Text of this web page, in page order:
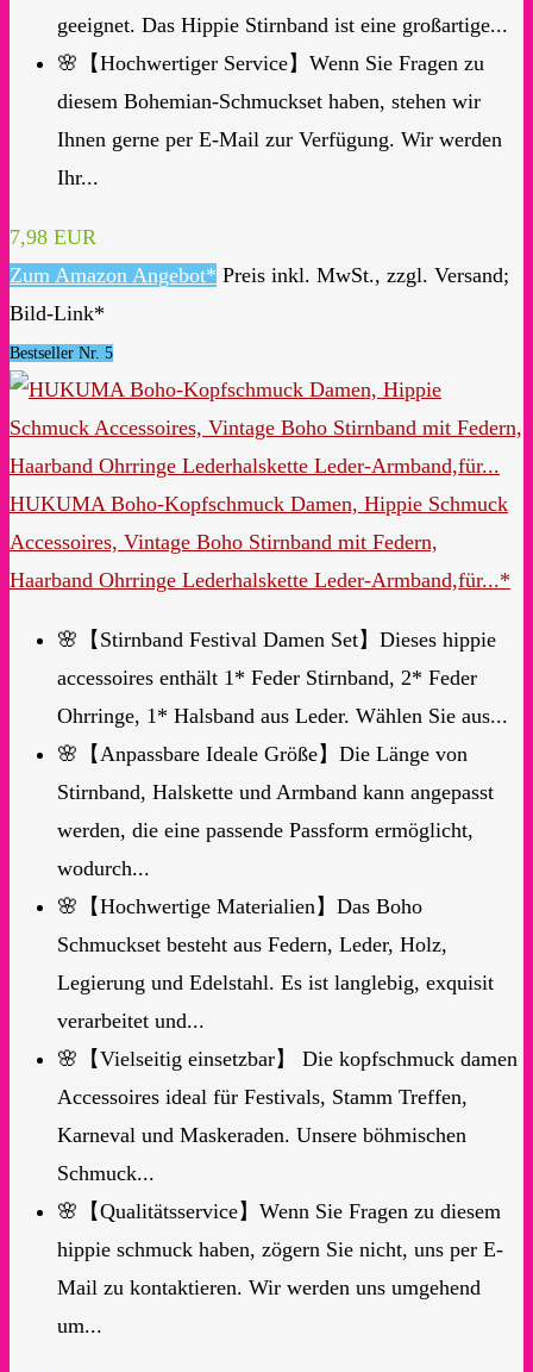
geeignet. Das Hippie Stirnband ist eine großartige...
🌸【Hochwertiger Service】Wenn Sie Fragen zu
diesem Bohemian-Schmuckset haben, stehen wir
Ihnen gerne per E-Mail zur Verfügung. Wir werden
Ihr...
7,98 EUR
Zum Amazon Angebot* Preis inkl. MwSt., zzgl. Versand;
Bild-Link*
Bestseller Nr. 5
HUKUMA Boho-Kopfschmuck Damen, Hippie Schmuck
Accessoires, Vintage Boho Stirnband mit Federn,
Haarband Ohrringe Lederhalskette Leder-Armband,für...*
🌸【Stirnband Festival Damen Set】Dieses hippie
accessoires enthält 1* Feder Stirnband, 2* Feder
Ohrringe, 1* Halsband aus Leder. Wählen Sie aus...
🌸【Anpassbare Ideale Größe】Die Länge von
Stirnband, Halskette und Armband kann angepasst
werden, die eine passende Passform ermöglicht,
wodurch...
🌸【Hochwertige Materialien】Das Boho
Schmuckset besteht aus Federn, Leder, Holz,
Legierung und Edelstahl. Es ist langlebig, exquisit
verarbeitet und...
🌸【Vielseitig einsetzbar】 Die kopfschmuck damen
Accessoires ideal für Festivals, Stamm Treffen,
Karneval und Maskeraden. Unsere böhmischen
Schmuck...
🌸【Qualitätsservice】Wenn Sie Fragen zu diesem
hippie schmuck haben, zögern Sie nicht, uns per E-
Mail zu kontaktieren. Wir werden uns umgehend
um...